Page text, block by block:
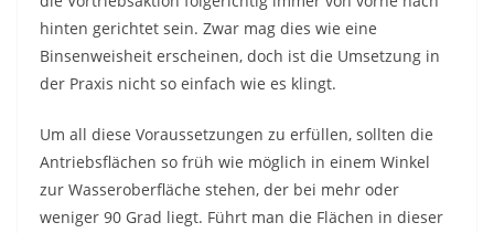
hinten gerichtet sein. Zwar mag dies wie eine
Binsenweisheit erscheinen, doch ist die Umsetzung in
der Praxis nicht so einfach wie es klingt.
Um all diese Voraussetzungen zu erfüllen, sollten die
Antriebsflächen so früh wie möglich in einem Winkel
zur Wasseroberfläche stehen, der bei mehr oder
weniger 90 Grad liegt. Führt man die Flächen in dieser